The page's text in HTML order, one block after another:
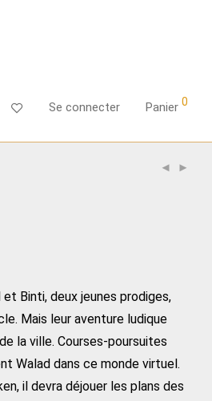
Se connecter Panier 0
Binti, deux jeunes prodiges,
Mais leur aventure ludique
la ville. Courses-poursuites
Walad dans ce monde virtuel.
il devra déjouer les plans des